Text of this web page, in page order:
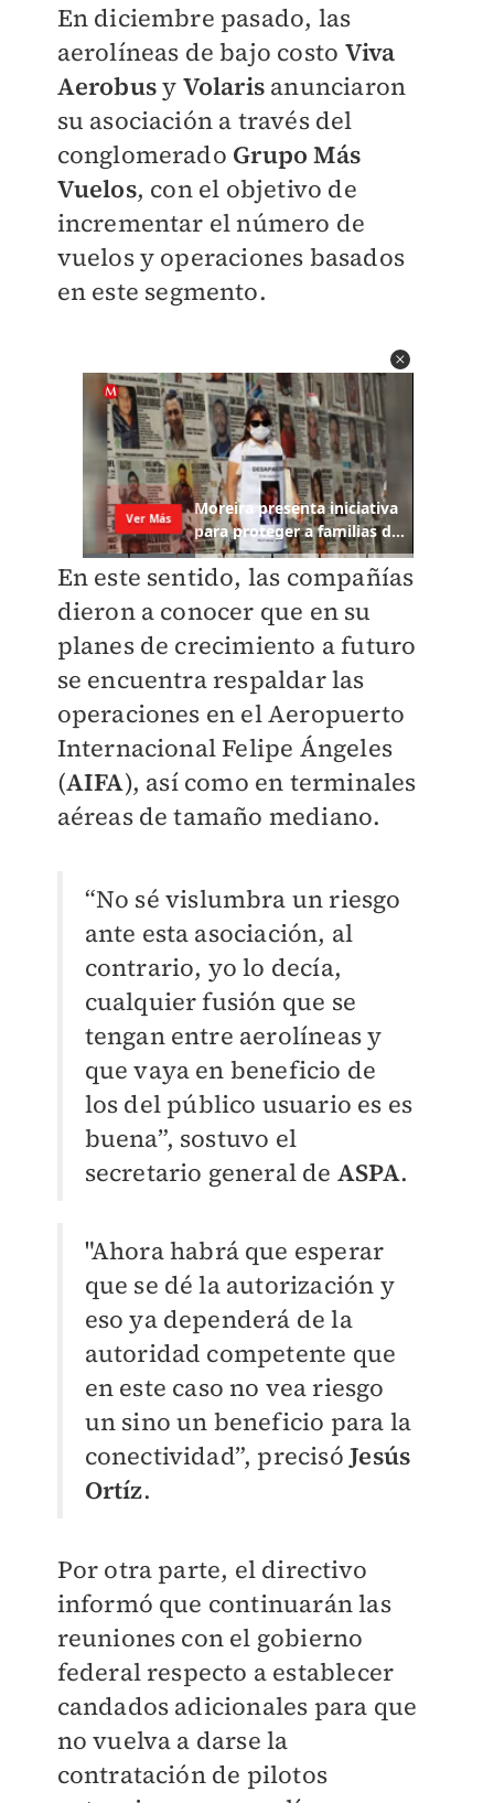
En diciembre pasado, las
aerolíneas de bajo costo Viva
Aerobusy Volaris anunciaron
su asociación a través del
conglomerado Grupo Más
Vuelos, con el objetivo de
incrementar el número de
vuelos y operaciones basados
en este segmento.
En este sentido, las compañías
dieron a conocer que en su
planes de crecimiento a futuro
se encuentra respaldar las
operaciones en el Aeropuerto
Internacional Felipe Ángeles
(AIFA), así como en terminales
aéreas de tamaño mediano.
“No sé vislumbra un riesgo
ante esta asociación, al
contrario, yo lo decía,
cualquier fusión que se
tengan entre aerolíneas y
que vaya en beneficio de
los del público usuario es es
buena”, sostuvo el
secretario general de ASPA.
"Ahora habrá que esperar
que se dé la autorización y
eso ya dependerá de la
autoridad competente que
en este caso no vea riesgo
un sino un beneficio para la
conectividad”, precisóJesús
Ortíz.
Por otra parte, el directivo
informó que continuarán las
reuniones con el gobierno
federal respecto a establecer
candados adicionales para que
no vuelva a darse la
contratación de pilotos